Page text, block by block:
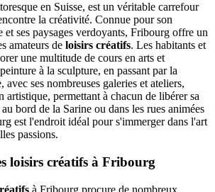
en Suisse, est un véritable carrefour
la créativité. Connue pour son
et ses paysages verdoyants, Fribourg offre un
amateurs de loisirs créatifs. Les habitants et
une multitude de cours en arts et
à la sculpture, en passant par la
ses nombreuses galeries et ateliers,
artistique, permettant à chacun de libérer sa
bord de la Sarine ou dans les rues animées
est l'endroit idéal pour s'immerger dans l'art
passions.
loisirs créatifs à Fribourg
à Fribourg procure de nombreux